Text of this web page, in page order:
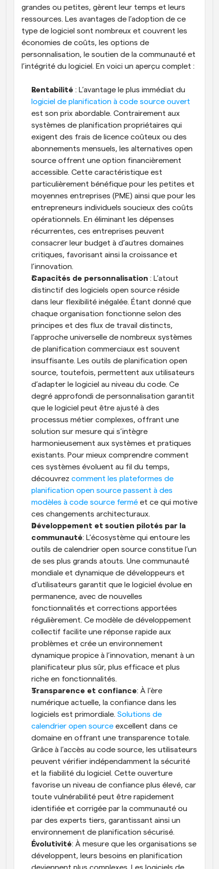
grandes ou petites, gèrent leur temps et leurs
ressources. Les avantages de l’adoption de ce
type de logiciel sont nombreux et couvrent les
économies de coûts, les options de
personnalisation, le soutien de la communauté et
l’intégrité du logiciel. En voici un aperçu complet :
Rentabilité : L’avantage le plus immédiat du
logiciel de planification à code source ouvert
est son prix abordable. Contrairement aux
systèmes de planification propriétaires qui
exigent des frais de licence coûteux ou des
abonnements mensuels, les alternatives open
source offrent une option financièrement
accessible. Cette caractéristique est
particulièrement bénéfique pour les petites et
moyennes entreprises (PME) ainsi que pour les
entrepreneurs individuels soucieux des coûts
opérationnels. En éliminant les dépenses
récurrentes, ces entreprises peuvent
consacrer leur budget à d’autres domaines
critiques, favorisant ainsi la croissance et
l’innovation.
Capacités de personnalisation : L’atout
distinctif des logiciels open source réside
dans leur flexibilité inégalée. Étant donné que
chaque organisation fonctionne selon des
principes et des flux de travail distincts,
l’approche universelle de nombreux systèmes
de planification commerciaux est souvent
insuffisante. Les outils de planification open
source, toutefois, permettent aux utilisateurs
d’adapter le logiciel au niveau du code. Ce
degré approfondi de personnalisation garantit
que le logiciel peut être ajusté à des
processus métier complexes, offrant une
solution sur mesure qui s’intègre
harmonieusement aux systèmes et pratiques
existants. Pour mieux comprendre comment
ces systèmes évoluent au fil du temps,
découvrez comment les plateformes de
planification open source passent à des
modèles à code source fermé et ce qui motive
ces changements architecturaux.
Développement et soutien pilotés par la
communauté: L’écosystème qui entoure les
outils de calendrier open source constitue l’un
de ses plus grands atouts. Une communauté
mondiale et dynamique de développeurs et
d’utilisateurs garantit que le logiciel évolue en
permanence, avec de nouvelles
fonctionnalités et corrections apportées
régulièrement. Ce modèle de développement
collectif facilite une réponse rapide aux
problèmes et crée un environnement
dynamique propice à l’innovation, menant à un
planificateur plus sûr, plus efficace et plus
riche en fonctionnalités.
Transparence et confiance: À l’ère
numérique actuelle, la confiance dans les
logiciels est primordiale. Solutions de
calendrier open source excellent dans ce
domaine en offrant une transparence totale.
Grâce à l’accès au code source, les utilisateurs
peuvent vérifier indépendamment la sécurité
et la fiabilité du logiciel. Cette ouverture
favorise un niveau de confiance plus élevé, car
toute vulnérabilité peut être rapidement
identifiée et corrigée par la communauté ou
par des experts tiers, garantissant ainsi un
environnement de planification sécurisé.
Évolutivité: À mesure que les organisations se
développent, leurs besoins en planification